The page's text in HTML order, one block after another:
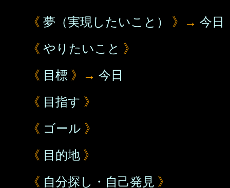
《 夢（実現したいこと） 》→ 今日
《 やりたいこと 》
《 目標 》→ 今日
《 目指す 》
《 ゴール 》
《 目的地 》
《 自分探し・自己発見 》